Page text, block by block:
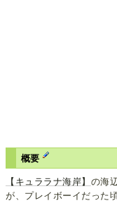
概要
【キュララナ海岸】 の海
が、プレイボーイだった